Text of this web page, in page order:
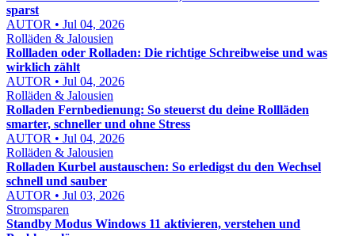
sparst
AUTOR • Jul 04, 2026
Rolläden & Jalousien
Rollladen oder Rolladen: Die richtige Schreibweise und was
wirklich zählt
AUTOR • Jul 04, 2026
Rolläden & Jalousien
Rolladen Fernbedienung: So steuerst du deine Rollläden
smarter, schneller und ohne Stress
AUTOR • Jul 04, 2026
Rolläden & Jalousien
Rolladen Kurbel austauschen: So erledigst du den Wechsel
schnell und sauber
AUTOR • Jul 03, 2026
Stromsparen
Standby Modus Windows 11 aktivieren, verstehen und